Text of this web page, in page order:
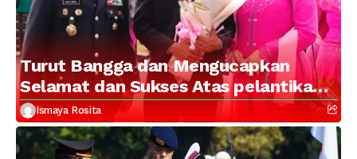
Turut Bangga dan Mengucapkan
Selamat dan Sukses Atas pelantikan
Putra Brigjen Pol Drs, A.M Kamal.
Sebagai Perwira Polri Lulusan AKPOL
2026
Ismaya Rosita